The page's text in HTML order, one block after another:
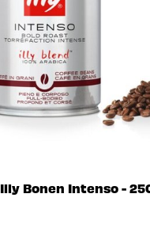
Illy Bonen Intenso -